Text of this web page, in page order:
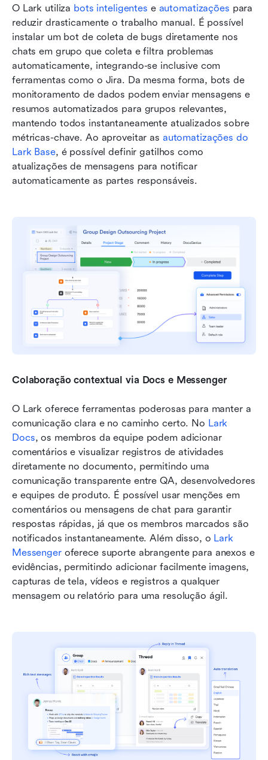
O Lark utiliza bots inteligentes e automatizações para
reduzir drasticamente o trabalho manual. É possível
instalar um bot de coleta de bugs diretamente nos
chats em grupo que coleta e filtra problemas
automaticamente, integrando-se inclusive com
ferramentas como o Jira. Da mesma forma, bots de
monitoramento de dados podem enviar mensagens e
resumos automatizados para grupos relevantes,
mantendo todos instantaneamente atualizados sobre
métricas-chave. Ao aproveitar as automatizações do
Lark Base, é possível definir gatilhos como
atualizações de mensagens para notificar
automaticamente as partes responsáveis.
Colaboração contextual via Docs e Messenger
O Lark oferece ferramentas poderosas para manter a
comunicação clara e no caminho certo. No Lark
Docs, os membros da equipe podem adicionar
comentários e visualizar registros de atividades
diretamente no documento, permitindo uma
comunicação transparente entre QA, desenvolvedores
e equipes de produto. É possível usar menções em
comentários ou mensagens de chat para garantir
respostas rápidas, já que os membros marcados são
notificados instantaneamente. Além disso, o Lark
Messenger oferece suporte abrangente para anexos e
evidências, permitindo adicionar facilmente imagens,
capturas de tela, vídeos e registros a qualquer
mensagem ou relatório para uma resolução ágil.